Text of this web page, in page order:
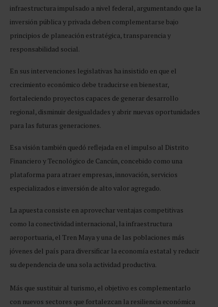
infraestructura impulsado a nivel federal, argumentando que la
inversión pública y privada deben complementarse bajo
principios de planeación estratégica, transparencia y
responsabilidad social.
En sus intervenciones legislativas ha insistido en que el
crecimiento económico debe traducirse en bienestar,
fortaleciendo proyectos capaces de generar desarrollo
regional, disminuir desigualdades y abrir nuevas oportunidades
para las futuras generaciones.
Esa visión también quedó reflejada en el impulso al Distrito
Financiero y Tecnológico de Cancún, concebido como una
plataforma para atraer empresas, innovación, servicios
especializados e inversión de alto valor agregado.
La apuesta consiste en aprovechar ventajas competitivas
como la conectividad internacional, la infraestructura
aeroportuaria, el Tren Maya y una de las poblaciones más
jóvenes del país para diversificar la economía estatal y reducir
su dependencia de una sola actividad productiva.
Más que sustituir al turismo, el objetivo es complementarlo
con nuevos sectores que fortalezcan la resiliencia económica